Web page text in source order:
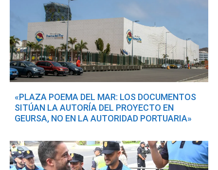
«PLAZA POEMA DEL MAR: LOS DOCUMENTOS
SITÚAN LA AUTORÍA DEL PROYECTO EN
GEURSA, NO EN LA AUTORIDAD PORTUARIA»